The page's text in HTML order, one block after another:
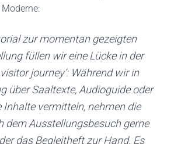
zur momentan gezeigten
füllen wir eine Lücke in der
journey‘: Während wir in
über Saaltexte, Audioguide oder
Inhalte vermitteln, nehmen die
dem Ausstellungsbesuch gerne
das Begleitheft zur Hand. Es